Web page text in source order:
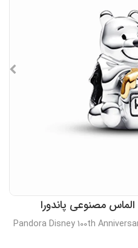
مصنوعی پاندورا
Pandora Disney 100th